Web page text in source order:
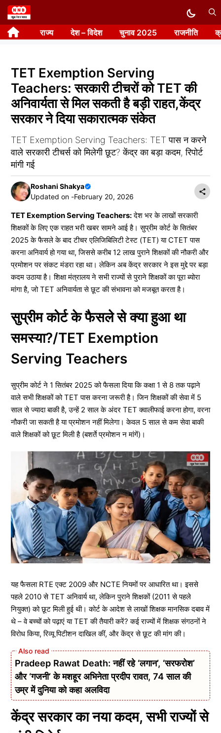
Skip
to
content राज्य देश – विदेश चुनाव 2025 राजनीति
TET Exemption Serving
Teachers: सरकारी टीचरों को TET की
अनिवार्यता से मिल सकती है बड़ी राहत,केंद्र
सरकार ने दिया सकारात्मक संकेत
TET Exemption Serving Teachers: TET पास न करने
वाले सरकारी टीचर्स को मिलेगी छूट? केंद्र का बड़ा कदम, रिपोर्ट
मांगी गई
Roshani Shakya
Updated on -February 20, 2026
TET Exemption Serving Teachers:देश भर के लाखों सरकारी
शिक्षकों के लिए एक राहत भरी खबर सामने आई है। सुप्रीम कोर्ट के सितंबर
2025 के फैसले के बाद टीचर एलिजिबिलिटी टेस्ट (TET) या CTET पास
करना अनिवार्य हो गया था, जिससे करीब 12 लाख पुराने शिक्षकों की नौकरी और
प्रमोशन पर संकट मंडरा रहा था। लेकिन अब केंद्र सरकार ने इस मुद्दे पर बड़ा
कदम उठाया है। शिक्षा मंत्रालय ने सभी राज्यों से पुराने शिक्षकों का पूरा ब्योरा
मांगा है, जो TET अनिवार्यता से छूट की संभावना को मजबूत करता है।
सुप्रीम कोर्ट के फैसले से क्या हुआ था
समस्या?/TET Exemption
Serving Teachers
सुप्रीम कोर्ट ने 1 सितंबर 2025 को फैसला दिया कि कक्षा 1 से 8 तक पढ़ाने
वाले सभी शिक्षकों को TET पास करना जरूरी है। जिन शिक्षकों की सेवा में 5
साल से ज्यादा बाकी है, उन्हें 2 साल के अंदर TET क्वालीफाई करना होगा, वरना
नौकरी जा सकती है या प्रमोशन नहीं मिलेगा। केवल 5 साल से कम सेवा बाकी
वाले शिक्षकों को छूट मिली है (बशर्ते प्रमोशन न मांगें)।
यह फैसला RTE एक्ट 2009 और NCTE नियमों पर आधारित था। इससे
पहले 2010 से TET अनिवार्य था, लेकिन पुराने शिक्षकों (2011 से पहले
नियुक्त) को छूट मिली हुई थी। कोर्ट के आदेश से लाखों शिक्षक मानसिक दबाव में
थे – वे बच्चों को पढ़ाएं या TET की तैयारी करें? कई राज्यों में शिक्षक संगठनों ने
विरोध किया, रिव्यू पिटीशन दाखिल कीं, और केंद्र से छूट की मांग की।
Pradeep Rawat Death: नहीं रहे ‘लगान’, ‘सरफरोश’
और ‘गजनी’ के मशहूर अभिनेता प्रदीप रावत, 74 साल की
उम्र में दुनिया को कहा अलविदा
केंद्र सरकार का नया कदम, सभी राज्यों से